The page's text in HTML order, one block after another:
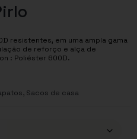
resistentes, em uma ampla gama
de reforço e alça de
Composition : Poliéster 600D.
, Sacos de casa